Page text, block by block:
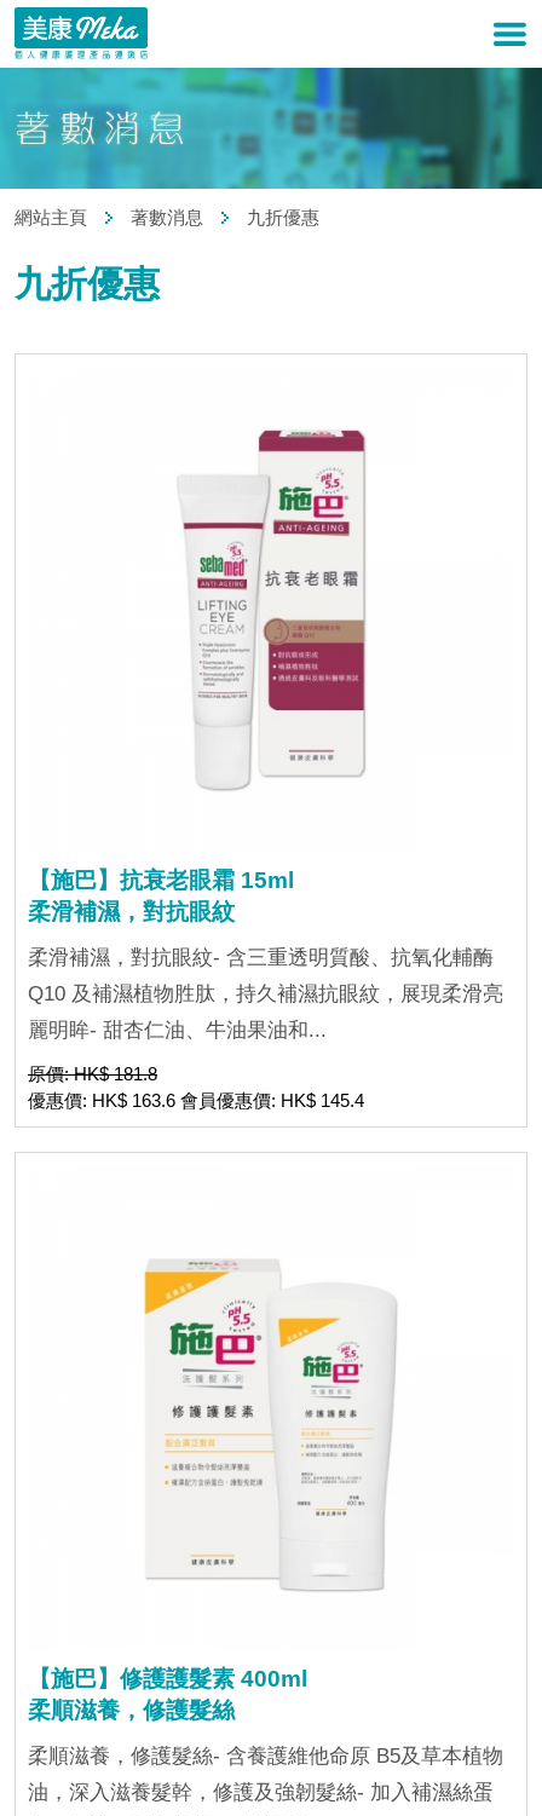
網站主頁 著數消息 九折優惠
九折優惠
【施巴】抗衰老眼霜 15ml
柔滑補濕，對抗眼紋
柔滑補濕，對抗眼紋- 含三重透明質酸、抗氧化輔酶
Q10 及補濕植物胜肽，持久補濕抗眼紋，展現柔滑亮
麗明眸- 甜杏仁油、牛油果油和...
原價: HK$ 181.8
優惠價: HK$ 163.6 會員優惠價: HK$ 145.4
【施巴】修護護髮素 400ml
柔順滋養，修護髮絲
柔順滋養，修護髮絲- 含養護維他命原 B5及草本植物
油，深入滋養髮幹，修護及強韌髮絲- 加入補濕絲蛋